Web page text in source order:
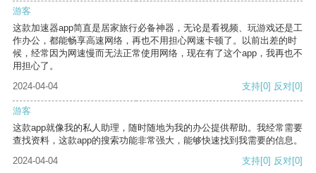
游客
这款加速器app简直是居家旅行必备神器，无论是看视频、玩游戏还是工
作办公，都能畅享高速网络，再也不用担心网速卡顿了。以前出差的时
候，经常因为网速慢而无法正常使用网络，现在有了这个app，我再也不
用担心了。
2024-04-04
支持[0] 反对[0]
游客
这款app就像我的私人助理，随时随地为我的办公提供帮助。我经常需要
查找资料，这款app的搜索功能非常强大，能够快速找到我需要的信息。
2024-04-04
支持[0] 反对[0]